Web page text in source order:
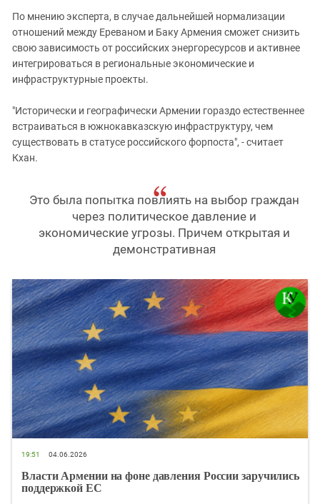
По мнению эксперта, в случае дальнейшей нормализации
отношений между Ереваном и Баку Армения сможет снизить
свою зависимость от российских энергоресурсов и активнее
интегрироваться в региональные экономические и
инфраструктурные проекты.
"Исторически и географически Армении гораздо естественнее
встраиваться в южнокавказскую инфраструктуру, чем
существовать в статусе российского форпоста", - считает
Кхан.
Это была попытка повлиять на выбор граждан
через политическое давление и
экономические угрозы. Причем открытая и
демонстративная
19:51 04.06.2026
Власти Армении на фоне давления России заручились
поддержкой ЕС